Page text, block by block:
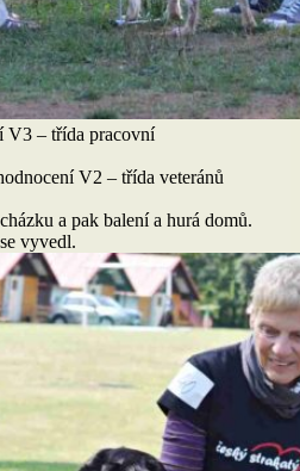
V3 – třída pracovní
V2 – třída veteránů
a pak balení a hurá domů.
vyvedl.